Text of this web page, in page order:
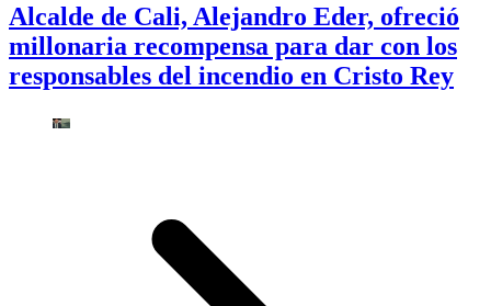
Alcalde de Cali, Alejandro Eder, ofreció
millonaria recompensa para dar con los
responsables del incendio en Cristo Rey